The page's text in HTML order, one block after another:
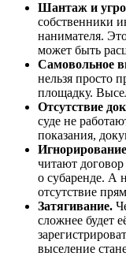
Шантаж и
собственники
нанимателя.
может быть
Самовольное
нельзя просто
площадку.
Отсутствие
суде не
показания,
читают
о субаренде. А
отсутствие
Затягивание.
сложнее будет
выселение